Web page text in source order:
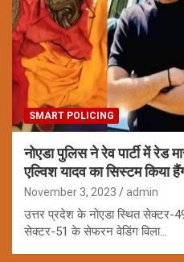
SMART POLICING
नोएडा पुलिस ने रेव पार्टी में
एल्विश यादव का सिस्टम किया
November 3, 2023 admin
उत्तर प्रदेश के नोएडा स्थित सेक्टर-
सेक्टर-51 के सेफरन वेडिंग विला…